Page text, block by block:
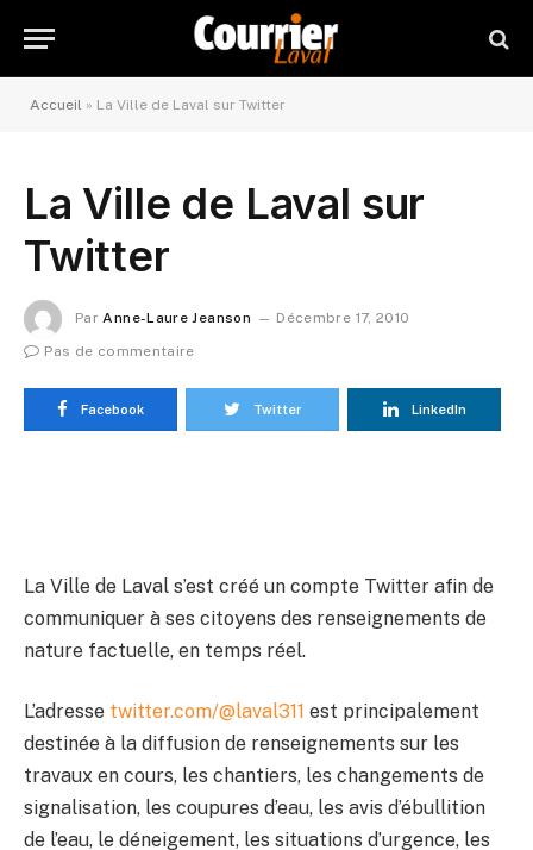
Accueil » La Ville de Laval sur Twitter
La Ville de Laval sur
Twitter
Par Anne-Laure Jeanson
Décembre 17, 2010
Pas de commentaire
Facebook Twitter LinkedIn
La Ville de Laval s’est créé un compte Twitter afin de
communiquer à ses citoyens des renseignements de
nature factuelle, en temps réel.
L’adresse twitter.com/@laval311 est principalement
destinée à la diffusion de renseignements sur les
travaux en cours, les chantiers, les changements de
signalisation, les coupures d’eau, les avis d’ébullition
de l’eau, le déneigement, les situations d’urgence, les